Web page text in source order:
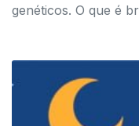
genéticos. O que é